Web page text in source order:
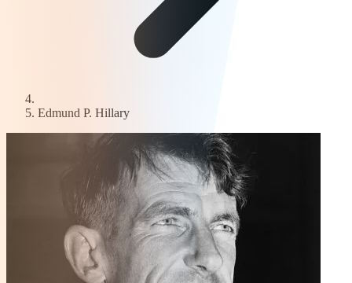
Edmund P. Hillary